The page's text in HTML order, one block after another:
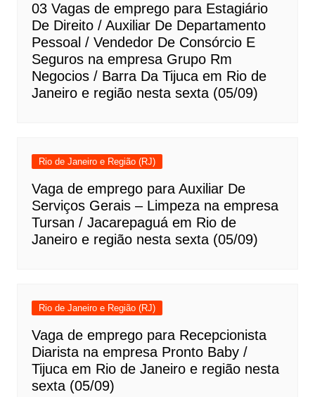
03 Vagas de emprego para Estagiário
De Direito / Auxiliar De Departamento
Pessoal / Vendedor De Consórcio E
Seguros na empresa Grupo Rm
Negocios / Barra Da Tijuca em Rio de
Janeiro e região nesta sexta (05/09)
Rio de Janeiro e Região (RJ)
Vaga de emprego para Auxiliar De
Serviços Gerais – Limpeza na empresa
Tursan / Jacarepaguá em Rio de
Janeiro e região nesta sexta (05/09)
Rio de Janeiro e Região (RJ)
Vaga de emprego para Recepcionista
Diarista na empresa Pronto Baby /
Tijuca em Rio de Janeiro e região nesta
sexta (05/09)